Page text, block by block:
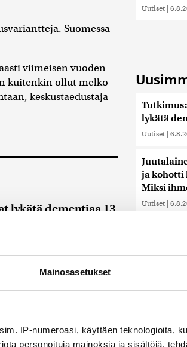
Mainosasetukset
IP-numeroasi, käyttäen teknologioita,
personoituja mainoksia ja sisältöjä,
Suomessa
viimeisen vuoden
kuitenkin ollut melko
keskustaedustaja
lykätä dementiaa 13
iässä...
Berliinin
Uutiset |
lykätä
Uutiset |
ja kohotti
Miksi
Uutiset |